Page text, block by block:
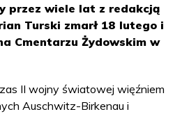
przez wiele lat z redakcją
Turski zmarł 18 lutego i
Cmentarzu Żydowskim w
II wojny światowej więźniem
Auschwitz-Birkenau i